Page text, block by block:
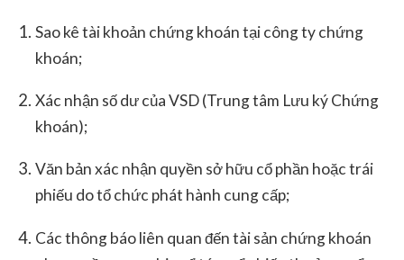
Sao kê tài khoản chứng khoán tại công ty chứng
khoán;
Xác nhận số dư của VSD (Trung tâm Lưu ký Chứng
khoán);
Văn bản xác nhận quyền sở hữu cổ phần hoặc trái
phiếu do tổ chức phát hành cung cấp;
Các thông báo liên quan đến tài sản chứng khoán